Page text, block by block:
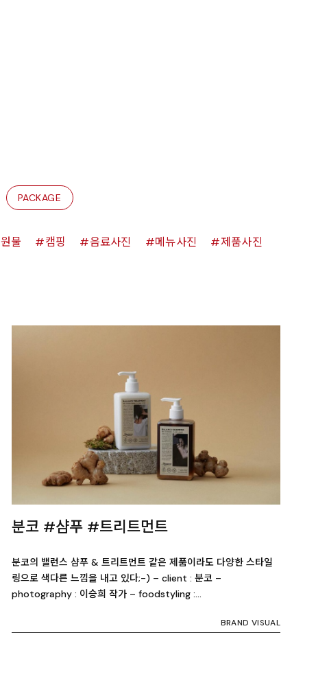
PACKAGE
원물 캠핑 음료사진 메뉴사진 제품사진
분코 #샴푸 #트리트먼트
분코의 밸런스 샴푸 & 트리트먼트 같은 제품이라도 다양한 스타일
링으로 색다른 느낌을 내고 있다;-) – client : 분코 –
photography : 이승희 작가 – foodstyling :…
BRAND VISUAL